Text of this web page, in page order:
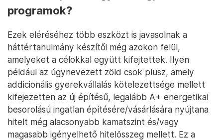
programok?
Ezek eléréséhez több eszközt is javasolnak a
háttértanulmány készítői még azokon felül,
amelyeket a célokkal együtt kifejtettek. Ilyen
például az úgynevezett zöld csok plusz, amely
addicionális gyerekvállalás kötelezettsége mellett
kifejezetten az új építésű, legalább A+ energetikai
besorolású ingatlan építésére/vásárlására nyújtana
hitelt még alacsonyabb kamatszint és/vagy
magasabb igényelhető hitelösszeg mellett. Ez a